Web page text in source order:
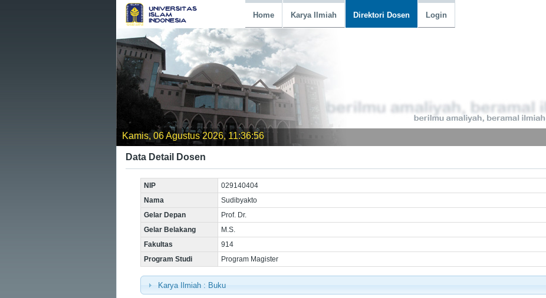
Home Karya Ilmiah Direktori Dosen Login
Kamis, 06 Agustus 2026, 11:36:57
Data Detail Dosen
NIP
029140404
Nama
Sudibyakto
Gelar Depan
Prof. Dr.
Gelar Belakang
M.S.
Fakultas
914
Program Studi
Program Magister
Karya Ilmiah : Buku